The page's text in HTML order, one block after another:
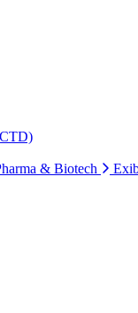
& Biotech